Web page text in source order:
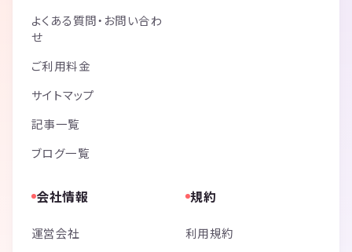
よくある質問・お問い合わ
せ
ご利用料金
サイトマップ
記事一覧
ブログ一覧
会社情報
運営会社
規約
利用規約